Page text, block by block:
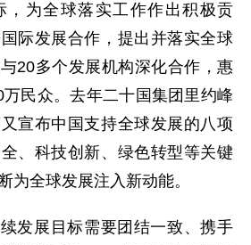
，为全球落实工作作出积极贡
际发展合作，提出并落实全球
20多个发展机构深化合作，惠
民众。去年二十国集团里约峰
宣布中国支持全球发展的八项
、科技创新、绿色转型等关键
为全球发展注入新动能。
发展目标需要团结一致、携手